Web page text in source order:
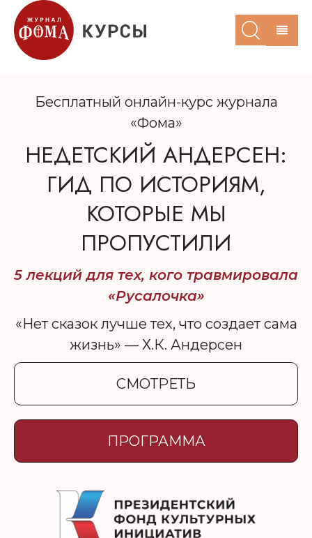
Бесплатный онлайн-курс журнала
«Фома»
НЕДЕТСКИЙ АНДЕРСЕН:
ГИД ПО ИСТОРИЯМ,
КОТОРЫЕ МЫ
ПРОПУСТИЛИ
5 лекций для тех, кого травмировала
«Русалочка»
«Нет сказок лучше тех, что создает сама
жизнь» — Х.К. Андерсен
СМОТРЕТЬ
ПРОГРАММА